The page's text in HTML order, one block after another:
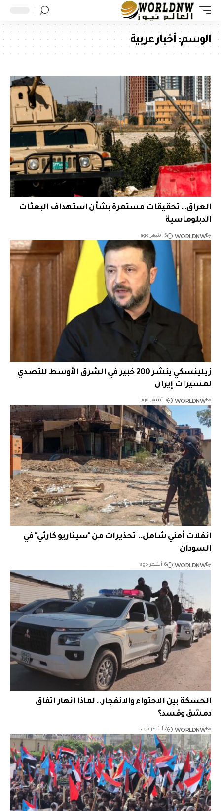
الوسم: أخبار عربية
العراق.. تحقيقات مستمرة بشأن استهداف البعثات
الدبلوماسية
By
WORLDNW 5 أشهر ago
زيلينسكي ينشر 200 خبير في الشرق الأوسط للتصدي
لمسيرات إيران
By
WORLDNW 5 أشهر ago
انفلات أمني شامل.. تحذيرات من "سيناريو كارثي" في
السودان
By
WORLDNW 6 أشهر ago
الحسكة بين الاحتواء والانفجار.. لماذا انهار اتفاق
دمشق وقسد؟
By
WORLDNW 7 أشهر ago